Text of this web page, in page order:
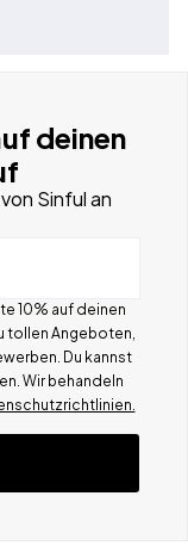
deinen
Sinful an
10% auf deinen
tollen Angeboten,
Du kannst
Wir behandeln